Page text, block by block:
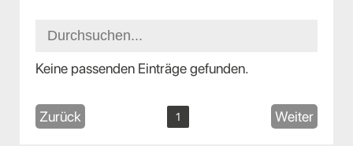
Keine passenden Einträge gefunden.
Zurück 1 Weiter